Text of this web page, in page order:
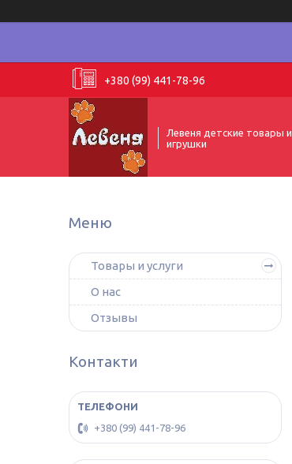
+380 (99) 441-78-96
Левеня детские товары и
игрушки
Товары и услуги
О нас
Отзывы
Контакти
+380 (99) 441-78-96